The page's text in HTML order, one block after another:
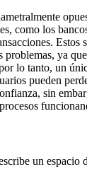
como los
Estos
problemas, ya
lo tanto, un
pueden
sin
un espacio